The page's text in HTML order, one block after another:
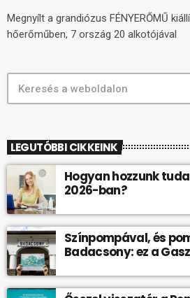
Megnyílt a grandiózus FÉNYERŐMŰ
hőerőműben, 7 ország 20 alkotójával
LEGUTÓBBI CIKKEINK
Hogyan hozzunk
2026-ban?
Színpompával, és
Badacsony: ez a